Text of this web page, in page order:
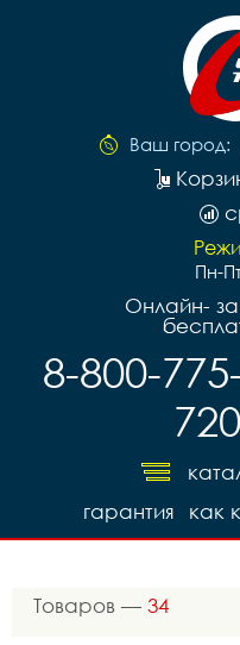
Ваш город:
Пн-
Онлайн-
8-800-
как
гарантия
Товаров — 34